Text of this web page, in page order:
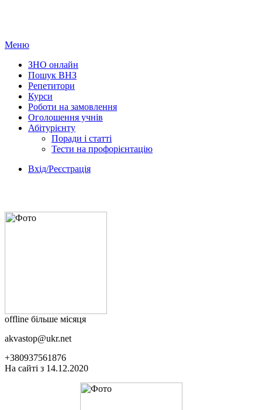
Меню
ЗНО онлайн
Пошук ВНЗ
Репетитори
Курси
Роботи на замовлення
Оголошення учнів
Абітурієнту
Поради і статті
Тести на профорієнтацію
Вхід/Реєстрація
offline більше місяця
akvastop@ukr.net
+380937561876
На сайті з 14.12.2020